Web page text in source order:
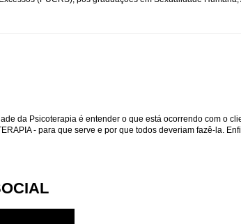
da Psicoterapia é entender o que está ocorrendo com o
- para que serve e por que todos deveriam fazê-la.